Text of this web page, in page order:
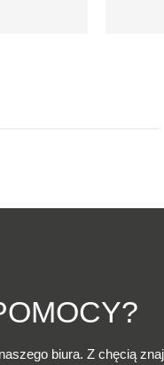
biura. Z chęcią